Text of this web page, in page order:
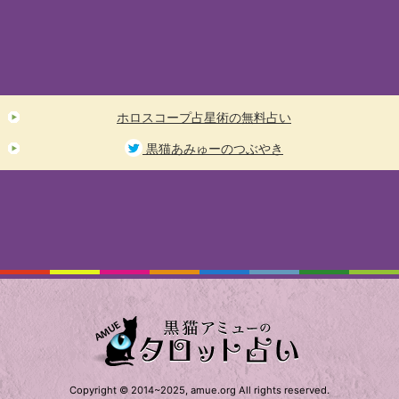
ホロスコープ占星術の無料占い
黒猫あみゅーのつぶやき
Copyright © 2014~2025, amue.org All rights reserved.